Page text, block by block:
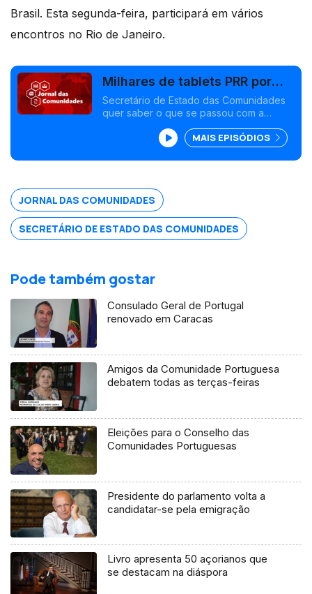
Brasil. Esta segunda-feira, participará em vários
encontros no Rio de Janeiro.
Milhares de tablets PRR por
distribuir, denuncia José
Cesário
Secretário de Estado das Comunidades
quer saber o que se passou com a
estrangeiro. PALCUS avança com novo
inquérito à comunidade luso-americana.
Edição Susana Lemos
MAIS EPISÓDIOS
JORNAL DAS COMUNIDADES
SECRETÁRIO DE ESTADO DAS COMUNIDADES
Pode também gostar
Consulado Geral de Portugal
renovado em Caracas
Amigos da Comunidade Portuguesa
debatem todas as terças-feiras
Eleições para o Conselho das
Comunidades Portuguesas
Presidente do parlamento volta a
candidatar-se pela emigração
Livro apresenta 50 açorianos que
se destacam na diáspora